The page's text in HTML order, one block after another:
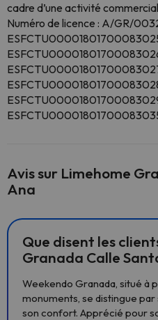
cadre d’une activité
Numéro de licence : A/GR/
Avis sur Limehome
Ana
Que disent les
Granada Calle
Weekendo Granada, situé à
monuments, se distingue
son confort. Apprécié pour